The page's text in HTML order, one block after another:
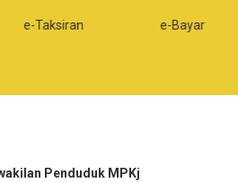
e-Taksiran e-Bayar
Penduduk MPKj